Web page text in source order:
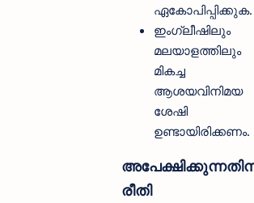
ഏകോപിപ്പിക്കുക.
ഇംഗ്ലീഷിലും
മലയാളത്തിലും
മികച്ച
ആശയവിനിമയ
ശേഷി
ഉണ്ടായിരിക്കണം.
രീതി